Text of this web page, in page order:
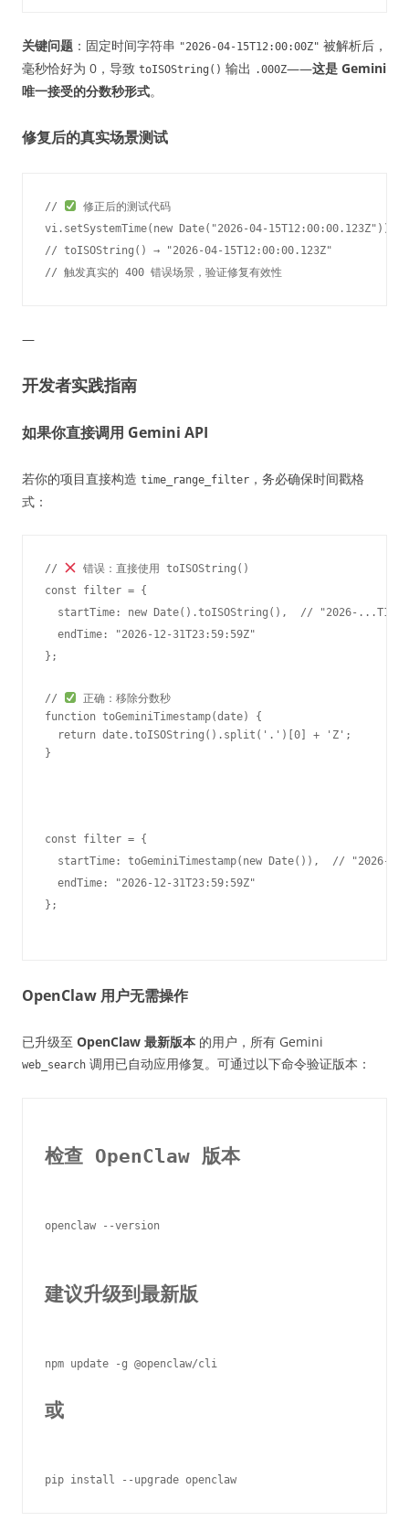
关键问题 ：固定时间字符串 "2026-04-15T12:00:00Z" 被解析后，
毫秒恰好为 0，导致 toISOString() 输出 .000Z——这是 Gemini
唯一接受的分数秒形式。
修复后的真实场景测试
//
修正后的测试代码
vi.setSystemTime(new Date("2026-04-15T12:00:00.123Z"));
// toISOString() → "2026-04-15T12:00:00.123Z"
—
开发者实践指南
如果你直接调用 Gemini API
若你的项目直接构造 time_range_filter ，务必确保时间戳格
式：
//
错误：直接使用 toISOString()
const filter = {
startTime: new Date().toISOString(),  // "2026-
  endTime: "2026-12-31T23:59:59Z"
};
//
正确：移除分数秒
function toGeminiTimestamp(date) {
  return date.toISOString().split('.')[0] + 'Z';
}
const filter = {
startTime: toGeminiTimestamp(new Date()),  // "2026-
  endTime: "2026-12-31T23:59:59Z"
OpenClaw 用户无需操作
已升级至 OpenClaw 最新版本 的用户，所有 Gemini
web_search 调用已自动应用修复。可通过以下命令验证版本：
检查 OpenClaw 版本
openclaw --version
建议升级到最新版
或